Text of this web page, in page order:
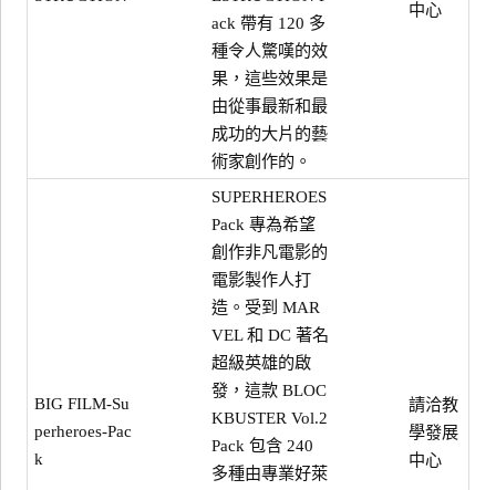
ack 帶有 120 多
種令人驚嘆的效
果，這些效果是
由從事最新和最
成功的大片的藝
術家創作的。
中心
BIG FILM-Su
perheroes-Pac
k
SUPERHEROES
Pack 專為希望
創作非凡電影的
電影製作人打
造。受到 MAR
VEL 和 DC 著名
超級英雄的啟
發，這款 BLOC
KBUSTER Vol.2
Pack 包含 240
多種由專業好萊
請洽教
學發展
中心